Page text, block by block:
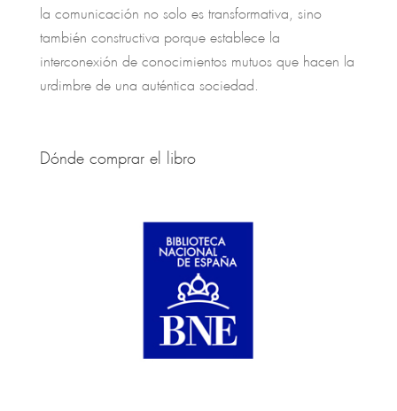
la comunicación no solo es transformativa, sino
también constructiva porque establece la
interconexión de conocimientos mutuos que hacen la
urdimbre de una auténtica sociedad.
Dónde comprar el libro